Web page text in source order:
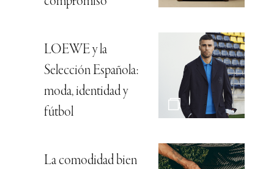
LOEWE y la
Selección Española:
moda, identidad y
fútbol
La comodidad bien